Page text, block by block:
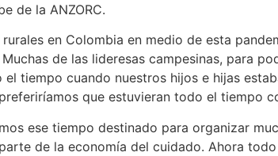
de la ANZORC.
en Colombia en medio de esta
de las lideresas campesinas, para
tiempo cuando nuestros hijos e hijas
que estuvieran todo el tiempo
ese tiempo destinado para organizar
de la economía del cuidado. Ahora